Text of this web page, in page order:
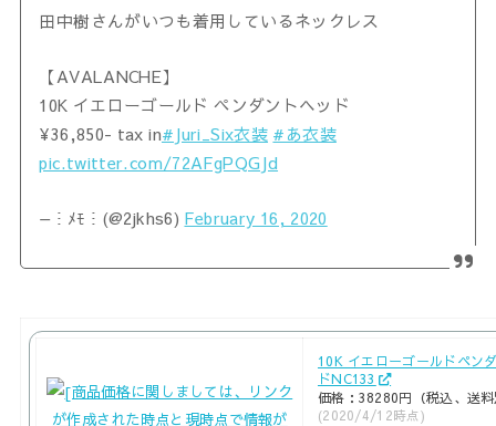
田中樹さんがいつも着用しているネックレス
【AVALANCHE】
10K イエローゴールド ペンダントヘッド
¥36,850- tax in#Juri_Six衣装 #あ衣装
pic.twitter.com/72AFgPQGJd
— ⵗ ﾒﾓ ⵗ (@2jkhs6) February 16, 2020
10K イエローゴールドペン
ドNC133
価格：38280円（税込、送
(2020/4/12時点)